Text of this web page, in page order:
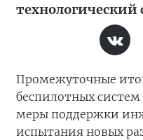
технологический
Промежуточные
беспилотных
меры поддержки
испытания новых